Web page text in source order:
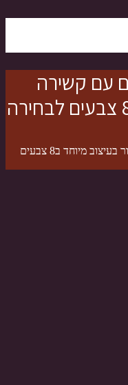
עם קשירה
מטפחת כיסוי ראש לנשים עם קשירה מאחור בעיצוב מיוחד ב8 צבעים